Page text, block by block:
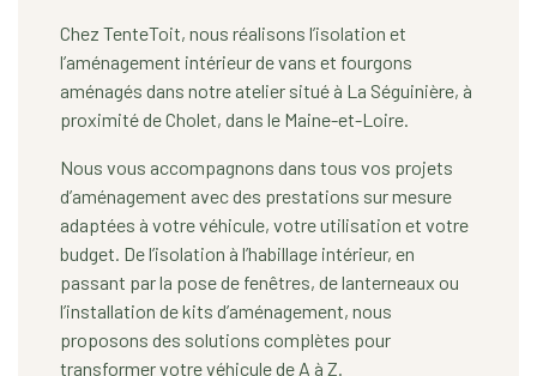
Chez TenteToit, nous réalisons l’isolation et
l’aménagement intérieur de vans et fourgons
aménagés dans notre atelier situé à La Séguinière, à
proximité de Cholet, dans le Maine-et-Loire.
Nous vous accompagnons dans tous vos projets
d’aménagement avec des prestations sur mesure
adaptées à votre véhicule, votre utilisation et votre
budget. De l’isolation à l’habillage intérieur, en
passant par la pose de fenêtres, de lanterneaux ou
l’installation de kits d’aménagement, nous
proposons des solutions complètes pour
transformer votre véhicule de A à Z.